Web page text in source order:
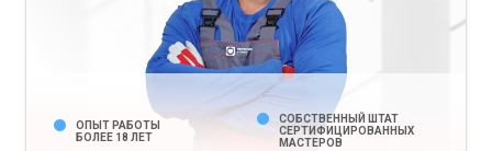
ОПЫТ РАБОТЫ
БОЛЕЕ 18 ЛЕТ
СОБСТВЕННЫЙ ШТАТ
СЕРТИФИЦИРОВАННЫХ
МАСТЕРОВ